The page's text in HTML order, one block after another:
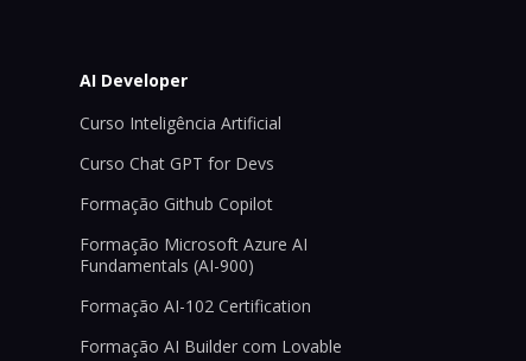
AI Developer
Curso Inteligência Artificial
Curso Chat GPT for Devs
Formação Github Copilot
Formação Microsoft Azure AI
Fundamentals (AI-900)
Formação AI-102 Certification
Formação AI Builder com Lovable